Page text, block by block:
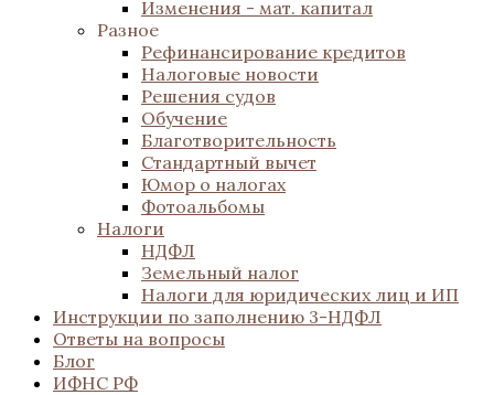
Изменения - мат. капитал
Разное
Рефинансирование кредитов
Налоговые новости
Решения судов
Обучение
Благотворительность
Стандартный вычет
Юмор о налогах
Фотоальбомы
Налоги
НДФЛ
Земельный налог
Налоги для юридических лиц и ИП
Инструкции по заполнению 3-НДФЛ
Ответы на вопросы
Блог
ИФНС РФ